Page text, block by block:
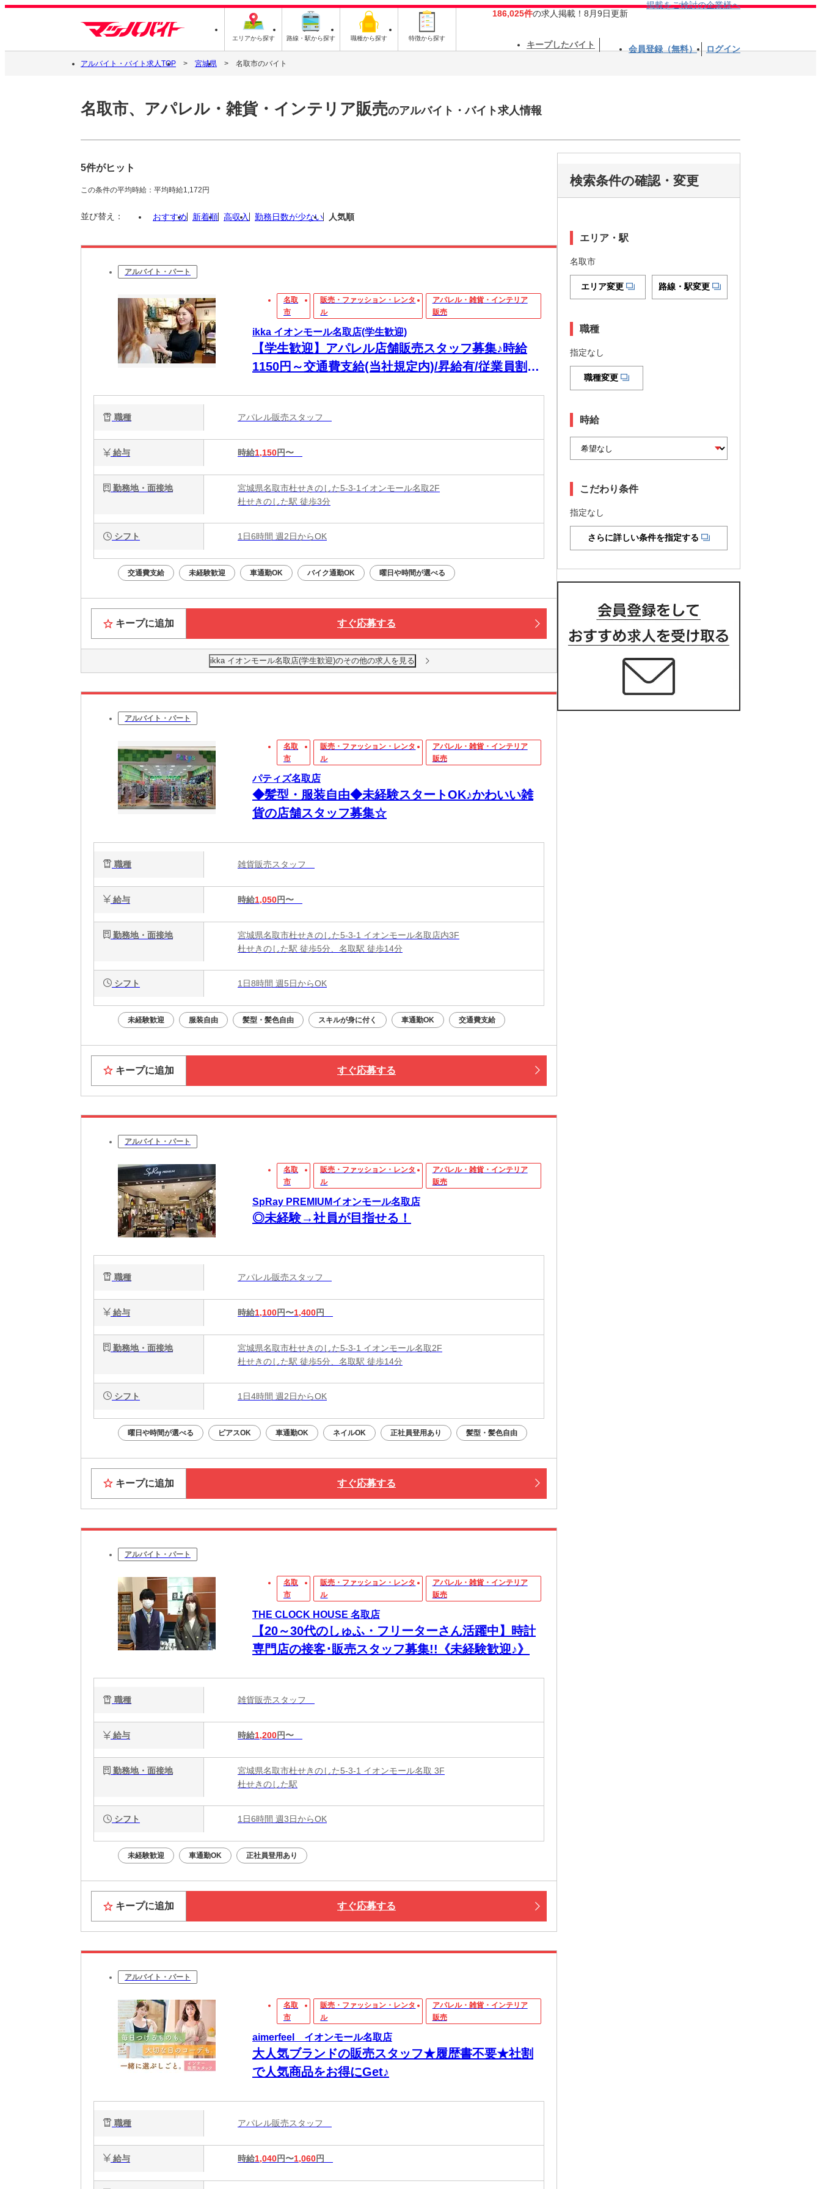
エリアから探す 路線・駅から探す 職種から探す 特徴から探す
186,025件の求人掲載！8月9日更新
掲載をご検討の企業様へ
キープしたバイト 会員登録（無料） ログイン
アルバイト・バイト求人TOP 宮城県 名取市のバイト
名取市、アパレル・雑貨・インテリア販売のアルバイト・バイト求人情報
5件がヒット
この条件の平均時給：平均時給1,172円
並び替え： おすすめ 新着順 高収入 勤務日数が少ない 人気順
アルバイト・パート
名取
市
販売・ファッション・レンタ
ル
アパレル・雑貨・インテリア
販売
ikka イオンモール名取店(学生歓迎)
【学生歓迎】アパレル店舗販売スタッフ募集♪時給
1150円～交通費支給(当社規定内)/昇給有/従業員割引
職種 アパレル販売スタッフ
給与 時給1,150円〜
勤務地・面接地
宮城県名取市杜せきのした5-3-1イオンモール名取2F
杜せきのした駅 徒歩3分
シフト 1日6時間 週2日からOK
交通費支給 未経験歓迎 車通勤OK バイク通勤OK 曜日や時間が選べる
キープに追加 すぐ応募する
ikka イオンモール名取店(学生歓迎)のその他の求人を見る
アルバイト・パート
名取
市
販売・ファッション・レンタ
ル
アパレル・雑貨・インテリア
販売
パティズ名取店
◆髪型・服装自由◆未経験スタートOK♪かわいい雑
貨の店舗スタッフ募集☆
職種 雑貨販売スタッフ
給与 時給1,050円〜
勤務地・面接地
宮城県名取市杜せきのした5-3-1 イオンモール名取店内3F
杜せきのした駅 徒歩5分、名取駅 徒歩14分
シフト 1日8時間 週5日からOK
未経験歓迎 服装自由 髪型・髪色自由 スキルが身に付く 車通勤OK 交通費支給
キープに追加 すぐ応募する
アルバイト・パート
名取
市
販売・ファッション・レンタ
ル
アパレル・雑貨・インテリア
販売
SpRay PREMIUMイオンモール名取店
◎未経験→社員が目指せる！
職種 アパレル販売スタッフ
給与 時給1,100円〜1,400円
勤務地・面接地
宮城県名取市杜せきのした5-3-1 イオンモール名取2F
杜せきのした駅 徒歩5分、名取駅 徒歩14分
シフト 1日4時間 週2日からOK
曜日や時間が選べる ピアスOK 車通勤OK ネイルOK 正社員登用あり 髪型・髪色自由
キープに追加 すぐ応募する
アルバイト・パート
名取
市
販売・ファッション・レンタ
ル
アパレル・雑貨・インテリア
販売
THE CLOCK HOUSE 名取店
【20～30代のしゅふ・フリーターさん活躍中】時計
専門店の接客･販売スタッフ募集!!《未経験歓迎♪》
職種 雑貨販売スタッフ
給与 時給1,200円〜
勤務地・面接地
宮城県名取市杜せきのした5-3-1 イオンモール名取 3F
杜せきのした駅
シフト 1日6時間 週3日からOK
未経験歓迎 車通勤OK 正社員登用あり
キープに追加 すぐ応募する
アルバイト・パート
名取
市
販売・ファッション・レンタ
ル
アパレル・雑貨・インテリア
販売
aimerfeel イオンモール名取店
大人気ブランドの販売スタッフ★履歴書不要★社割
で人気商品をお得にGet♪
職種 アパレル販売スタッフ
給与 時給1,040円〜1,060円
検索条件の確認・変更
エリア・駅
名取市
エリア変更 路線・駅変更
職種
指定なし
職種変更
時給
こだわり条件
指定なし
さらに詳しい条件を指定する